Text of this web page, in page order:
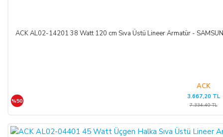
ACK AL02-14201 38 Watt 120 cm Sıva Üstü Lineer Armatür -
ACK
%50
3.667,20 TL
7.334,40 TL